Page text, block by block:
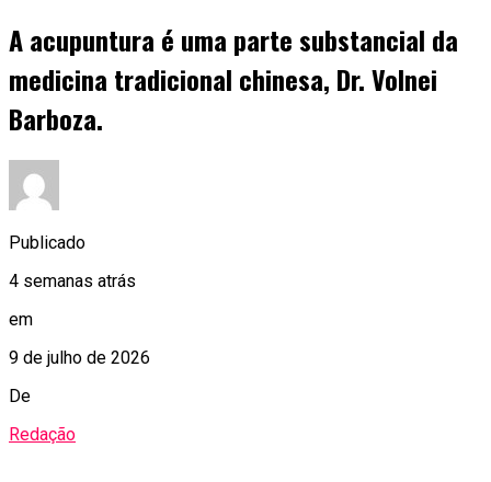
A acupuntura é uma parte substancial da
medicina tradicional chinesa, Dr. Volnei
Barboza.
Publicado
4 semanas atrás
em
9 de julho de 2026
De
Redação